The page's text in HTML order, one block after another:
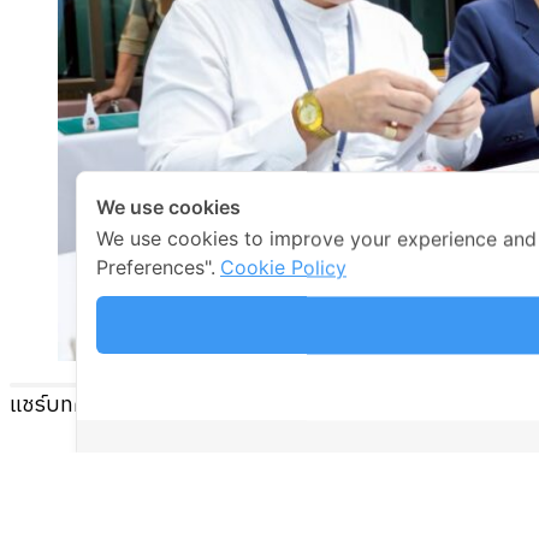
แชร์บทความนี้
We use cookies to improve your experience
Preferences". Cookie Policy